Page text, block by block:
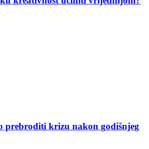
prebroditi krizu nakon godišnjeg